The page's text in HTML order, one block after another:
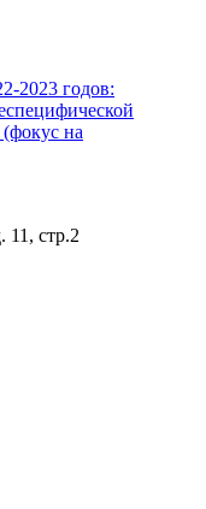
2023 годов:
на
стр.2